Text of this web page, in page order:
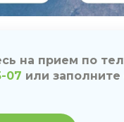
на прием по
07 или